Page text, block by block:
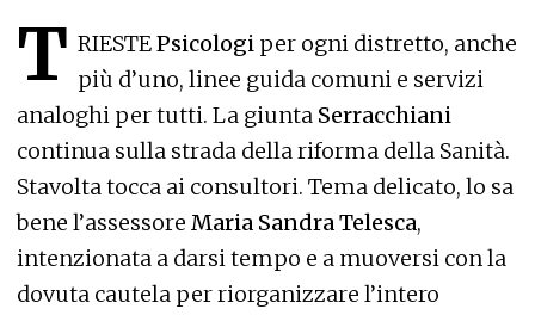
T RIESTEPsicologi per ogni distretto, anche
più d’uno, linee guida comuni e servizi
analoghi per tutti. La giunta Serracchiani
continua sulla strada della riforma della Sanità.
Stavolta tocca ai consultori. Tema delicato, lo sa
bene l’assessore Maria Sandra Telesca,
intenzionata a darsi tempo e a muoversi con la
dovuta cautela per riorganizzare l’intero